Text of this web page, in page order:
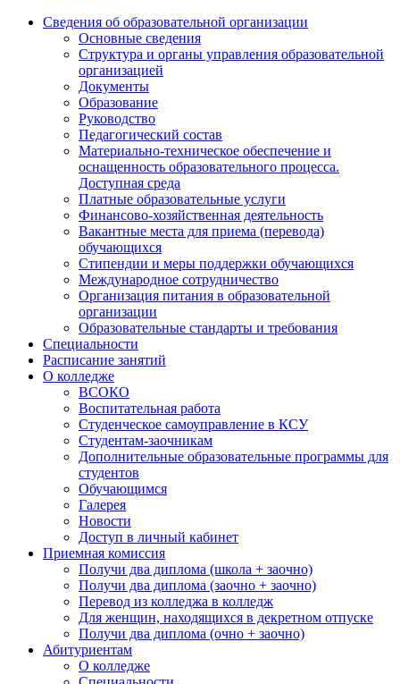
Сведения об образовательной организации
Основные сведения
Структура и органы управления образовательной
организацией
Документы
Образование
Руководство
Педагогический состав
Материально-техническое обеспечение и
оснащенность образовательного процесса.
Доступная среда
Платные образовательные услуги
Финансово-хозяйственная деятельность
Вакантные места для приема (перевода)
обучающихся
Стипендии и меры поддержки обучающихся
Международное сотрудничество
Организация питания в образовательной
организации
Образовательные стандарты и требования
Специальности
Расписание занятий
О колледже
ВСОКО
Воспитательная работа
Студенческое самоуправление в КСУ
Студентам-заочникам
Дополнительные образовательные программы для
студентов
Обучающимся
Галерея
Новости
Доступ в личный кабинет
Приемная комиссия
Получи два диплома (школа + заочно)
Получи два диплома (заочно + заочно)
Перевод из колледжа в колледж
Для женщин, находящихся в декретном отпуске
Получи два диплома (очно + заочно)
Абитуриентам
О колледже